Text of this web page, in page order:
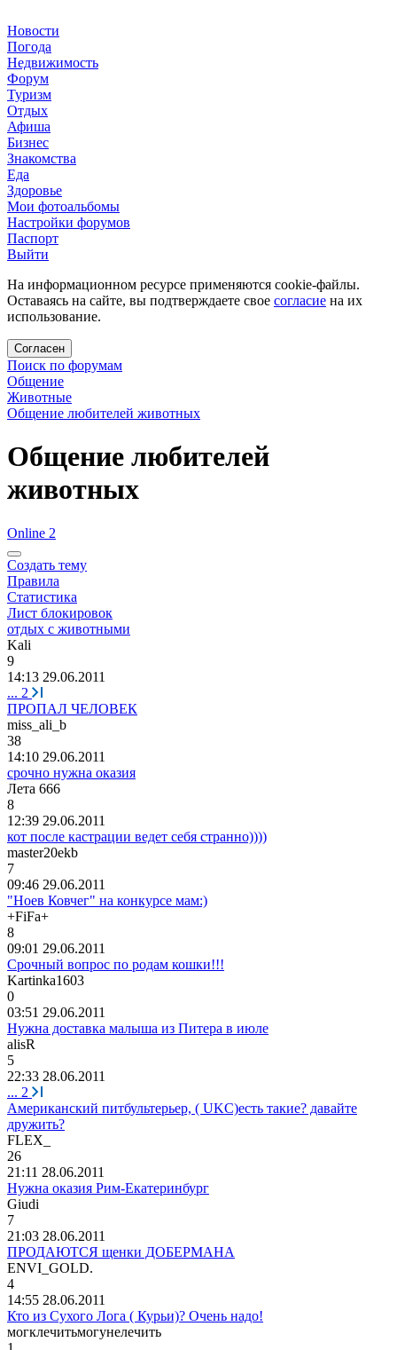
Новости
Погода
Недвижимость
Форум
Туризм
Отдых
Афиша
Бизнес
Знакомства
Еда
Здоровье
Мои фотоальбомы
Настройки форумов
Паспорт
Выйти
На информационном ресурсе применяются cookie-файлы.
Оставаясь на сайте, вы подтверждаете свое согласие на их
использование.
Согласен
Поиск по форумам
Общение
Животные
Общение любителей животных
Общение любителей
животных
Online 2
Создать тему
Правила
Статистика
Лист блокировок
отдых с животными
Kali
9
14:13 29.06.2011
... 2
ПРОПАЛ ЧЕЛОВЕК
miss_ali_b
38
14:10 29.06.2011
срочно нужна оказия
Лета 666
8
12:39 29.06.2011
кот после кастрации ведет себя странно))))
master20ekb
7
09:46 29.06.2011
"Ноев Ковчег" на конкурсе мам:)
+FiFa+
8
09:01 29.06.2011
Срочный вопрос по родам кошки!!!
Kartinka1603
0
03:51 29.06.2011
Нужна доставка малыша из Питера в июле
alisR
5
22:33 28.06.2011
... 2
Американский питбультерьер, ( UKC)есть такие? давайте
дружить?
FLEX_
26
21:11 28.06.2011
Нужна оказия Рим-Екатеринбург
Giudi
7
21:03 28.06.2011
ПРОДАЮТСЯ щенки ДОБЕРМАНА
ENVI_GOLD.
4
14:55 28.06.2011
Кто из Сухого Лога ( Курьи)? Очень надо!
могклечитьмогунелечить